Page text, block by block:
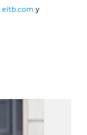
eitb.com y